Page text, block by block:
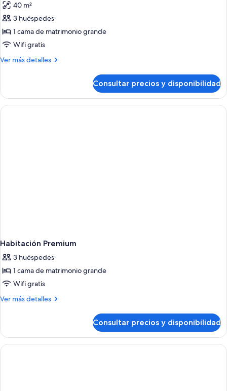
fotos
de
Habitación
triple
40 m²
3 huéspedes
1 cama de matrimonio grande
Wifi gratis
Ver más detalles
Más
triple
Consultar precios y disponibilidad
Habitación Premium
3 huéspedes
1 cama de matrimonio grande
Wifi gratis
Ver más detalles
Más
Premium
Consultar precios y disponibilidad